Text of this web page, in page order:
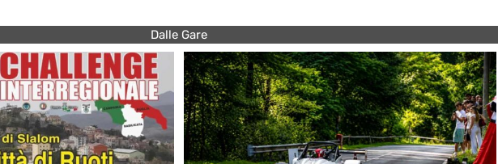
Dalle Gare